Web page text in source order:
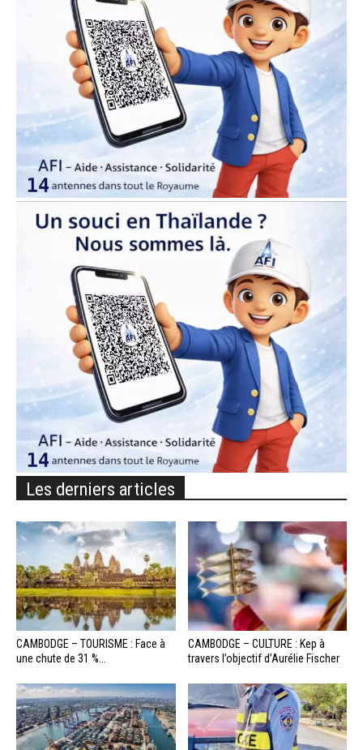
Les derniers articles
CAMBODGE – TOURISME : Face à
une chute de 31 %...
CAMBODGE – CULTURE : Kep à
travers l’objectif d’Aurélie Fischer